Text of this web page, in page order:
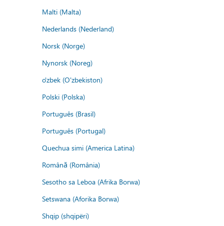
Malti (Malta)
Nederlands (Nederland)
Norsk (Norge)
Nynorsk (Noreg)
o'zbek (O'zbekiston)
Polski (Polska)
Português (Brasil)
Português (Portugal)
Quechua simi (America Latina)
Română (România)
Sesotho sa Leboa (Afrika Borwa)
Setswana (Aforika Borwa)
Shqip (shqipëri)